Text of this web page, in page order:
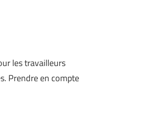
les travailleurs
Prendre en compte